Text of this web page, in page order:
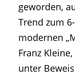
geworden,
Trend zum
modernen
Franz
unter